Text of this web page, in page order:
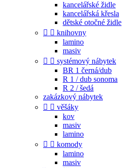
kancelářské židle
kancelářská křesla
dětské otočné židle
  knihovny
lamino
masiv
  systémový nábytek
BR 1 černá/dub
R 1 / dub sonoma
R 2 / šedá
zakázkový nábytek
  věšáky
kov
masiv
lamino
  komody
lamino
masiv